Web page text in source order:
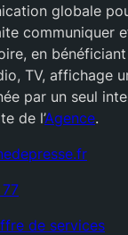
globale
communiquer
en
TV, affichage
par un seul
de l’Agence.
de services